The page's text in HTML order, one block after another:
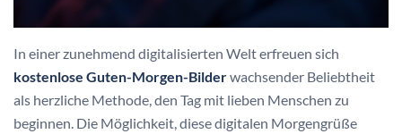
In einer zunehmend digitalisierten Welt erfreuen sich
kostenlose Guten-Morgen-Bilderwachsender Beliebtheit
als herzliche Methode, den Tag mit lieben Menschen zu
beginnen. Die Möglichkeit, diese digitalen Morgengrüße